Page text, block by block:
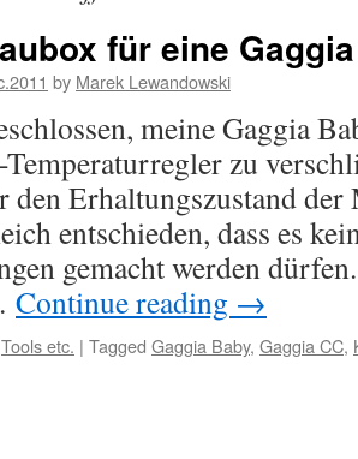
für eine
by Marek Lewandowski
meine Gaggia
zu
den Erhaltungszustand der
entschieden, dass es
gemacht werden
Continue reading →
Tools etc. | Tagged Gaggia Baby, Gaggia CC,